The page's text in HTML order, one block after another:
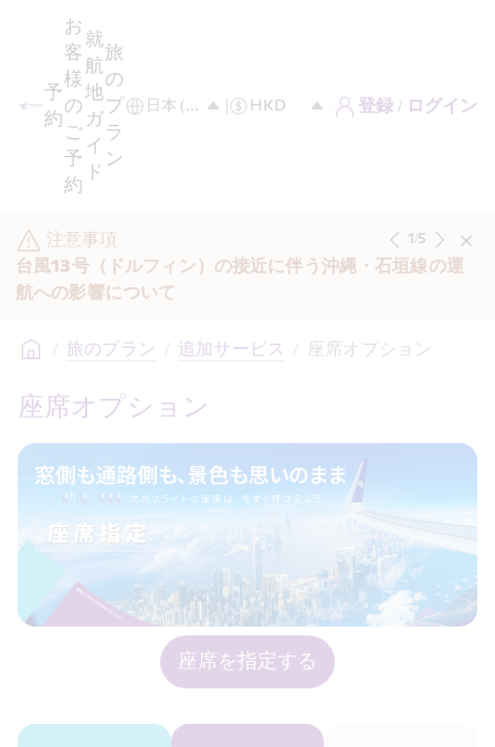
予
約
お
客
様
の
ご
予
約
就
航
地
ガ
イ
ド
旅
の
プ
ラ
ン
登録 / ログイン
注意事項
台風13号（ドルフィン）の接近に伴う沖縄・石垣線の運
航への影響について
1/5
/ 旅のプラン / 追加サービス / 座席オプション
座席オプション
座席を指定する